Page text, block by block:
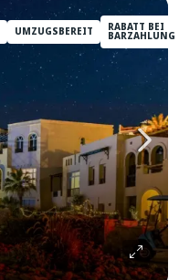
UMZUGSBEREIT RABATT BEI
BARZAHLUNG